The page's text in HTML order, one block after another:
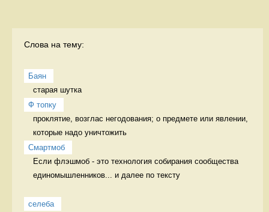
Слова на тему:
Баян
старая шутка
Ф топку
проклятие, возглас негодования; о предмете или явлении,
которые надо уничтожить
Смартмоб
Если флэшмоб - это технология собирания сообщества
единомышленников... и далее по тексту
селеба